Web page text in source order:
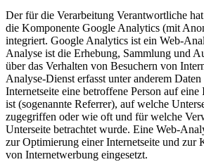
Der für die Verarbeitung Verantwortliche
die Komponente Google Analytics (mit
integriert. Google Analytics ist ein Web-
Analyse ist die Erhebung, Sammlung und
über das Verhalten von Besuchern von
Analyse-Dienst erfasst unter anderem
Internetseite eine betroffene Person auf eine
ist (sogenannte Referrer), auf welche
zugegriffen oder wie oft und für welche
Unterseite betrachtet wurde. Eine Web-
zur Optimierung einer Internetseite und zur
von Internetwerbung eingesetzt.